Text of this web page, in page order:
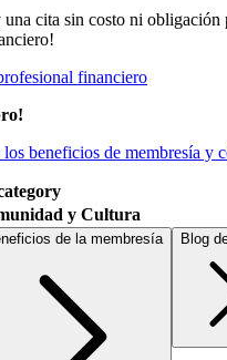
una cita sin costo ni obligación
financiero
beneficios de membresía y
y Cultura
de la membresía Blog